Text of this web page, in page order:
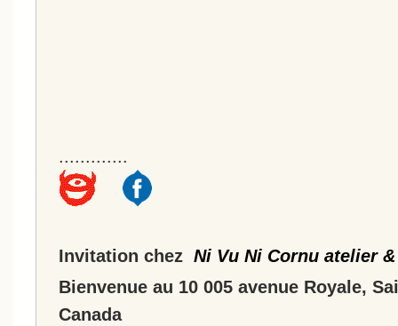
.............
Invitation chez Ni Vu Ni Cornu atelier
Bienvenue au 10 005 avenue Royale,
Canada